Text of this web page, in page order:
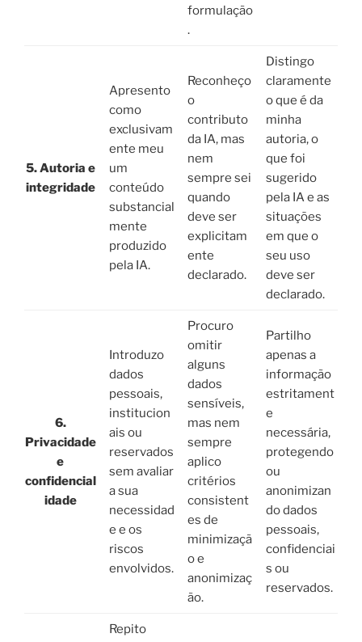
formulação
.
5. Autoria e
integridade
Apresento
como
exclusivam
ente meu
um
conteúdo
substancial
mente
produzido
pela IA.
Reconheço
o
contributo
da IA, mas
nem
sempre sei
quando
deve ser
explicitam
ente
declarado.
Distingo
claramente
o que é da
minha
autoria, o
que foi
sugerido
pela IA e as
situações
em que o
seu uso
deve ser
declarado.
6.
Privacidade
e
confidencial
idade
Introduzo
dados
pessoais,
institucion
ais ou
reservados
sem avaliar
a sua
necessidad
e e os
riscos
envolvidos.
Procuro
omitir
alguns
dados
sensíveis,
mas nem
sempre
aplico
critérios
consistent
es de
minimizaçã
o e
anonimizaç
ão.
Partilho
apenas a
informação
estritament
e
necessária,
protegendo
ou
anonimizan
do dados
pessoais,
confidenciai
s ou
reservados.
Repito